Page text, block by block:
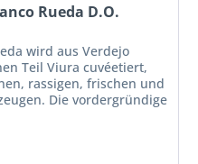
Rueda D.O.
wird aus Verdejo
Teil Viura cuvéetiert,
rassigen, frischen und
Die vordergründige